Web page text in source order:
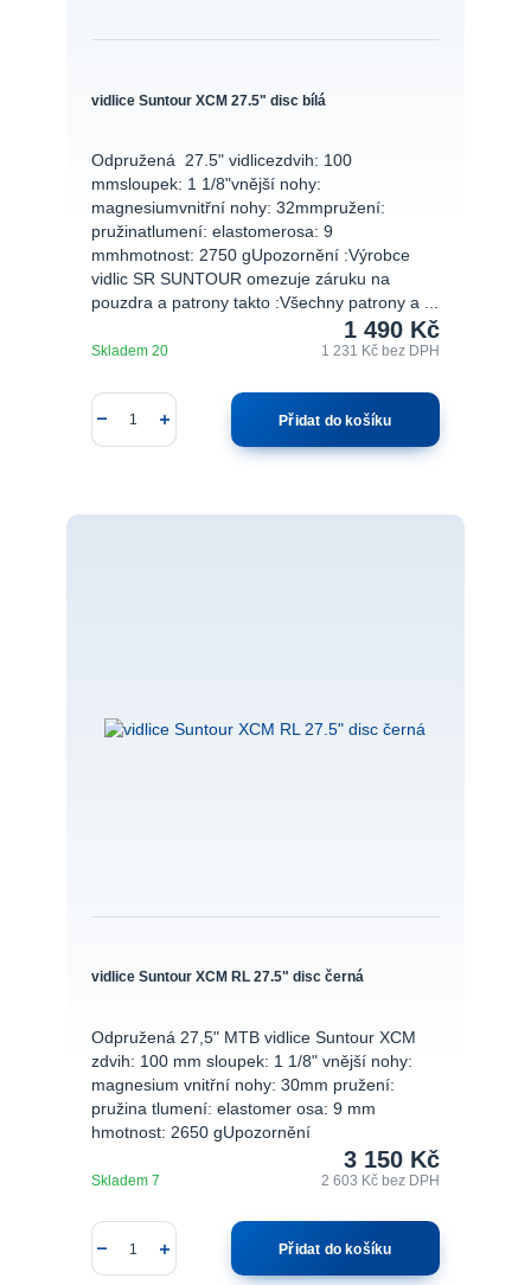
vidlice Suntour XCM 27.5" disc bílá
Odpružená 27.5" vidlicezdvih: 100
mmsloupek: 1 1/8"vnější nohy:
magnesiumvnitřní nohy: 32mmpružení:
pružinatlumení: elastomerosa: 9
mmhmotnost: 2750 gUpozornění :Výrobce
vidlic SR SUNTOUR omezuje záruku na
pouzdra a patrony takto :Všechny patrony a ...
1 490 Kč
1 231 Kčbez DPH
Skladem 20
Přidat do košíku
vidlice Suntour XCM RL 27.5" disc černá
Odpružená 27,5" MTB vidlice Suntour XCM
zdvih: 100 mm sloupek: 1 1/8" vnější nohy:
magnesium vnitřní nohy: 30mm pružení:
pružina tlumení: elastomer osa: 9 mm
hmotnost: 2650 gUpozornění
3 150 Kč
2 603 Kčbez DPH
Skladem 7
Přidat do košíku